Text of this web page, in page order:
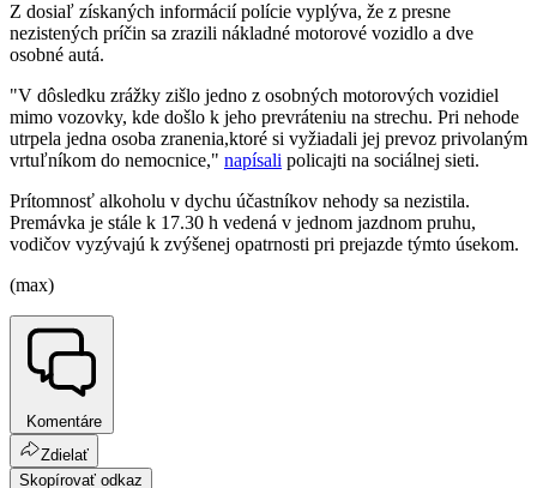
Z dosiaľ získaných informácií polície vyplýva, že z presne
nezistených príčin sa zrazili nákladné motorové vozidlo a dve
osobné autá.
"V dôsledku zrážky zišlo jedno z osobných motorových vozidiel
mimo vozovky, kde došlo k jeho prevráteniu na strechu. Pri nehode
utrpela jedna osoba zranenia,ktoré si vyžiadali jej prevoz privolaným
vrtuľníkom do nemocnice," napísali policajti na sociálnej sieti.
Prítomnosť alkoholu v dychu účastníkov nehody sa nezistila.
Premávka je stále k 17.30 h vedená v jednom jazdnom pruhu,
vodičov vyzývajú k zvýšenej opatrnosti pri prejazde týmto úsekom.
(max)
Komentáre
Zdielať
Skopírovať odkaz